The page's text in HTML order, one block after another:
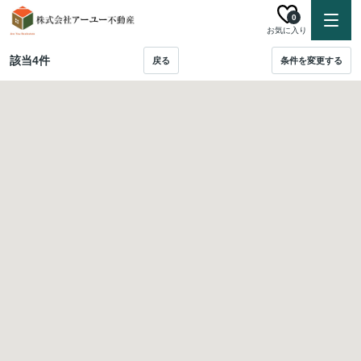
お気に入り
0
該当4件 戻る 条件を変更する